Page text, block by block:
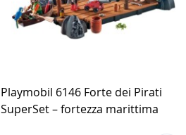
Playmobil 6146 Forte dei Pirati
SuperSet – fortezza marittima